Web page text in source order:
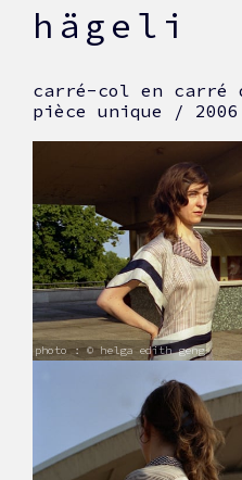
skiphägeli
carré-col en carré
pièce unique / 2006
photo : © helga edith geng